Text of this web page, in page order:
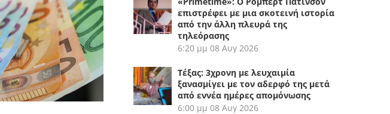
επιστρέφει με μια σκοτεινή ιστορία
από την άλλη πλευρά της
τηλεόρασης
6:20 μμ 08 Αυγ 2026
Τέξας: 3χρονη με λευχαιμία
ξανασμίγει με τον αδερφό της μετά
από εννέα ημέρες απομόνωσης
6:00 μμ 08 Αυγ 2026